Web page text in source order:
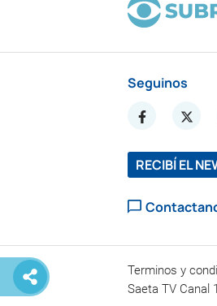
Seguinos
RECIBÍ EL
Terminos y
Saeta TV Canal